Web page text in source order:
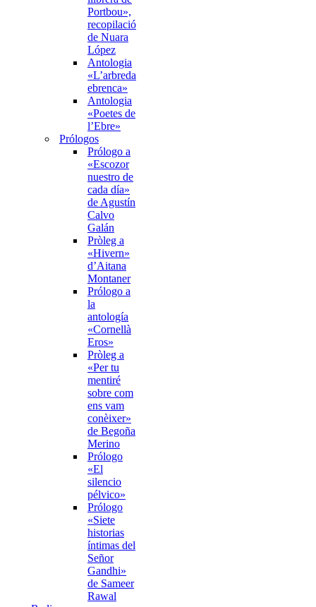
Portbou»,
recopilació
de Nuara
López
Antologia
«L’arbreda
ebrenca»
Antologia
«Poetes de
l’Ebre»
Prólogos
Prólogo a
«Escozor
nuestro de
cada día»
de Agustín
Calvo
Galán
Pròleg a
«Hivern»
d’Aitana
Montaner
Prólogo a
la
antología
«Cornellà
Eros»
Pròleg a
«Per tu
mentiré
sobre com
ens vam
conèixer»
de Begoña
Merino
Prólogo
«El
silencio
pélvico»
Prólogo
«Siete
historias
íntimas del
Señor
Gandhi»
de Sameer
Rawal